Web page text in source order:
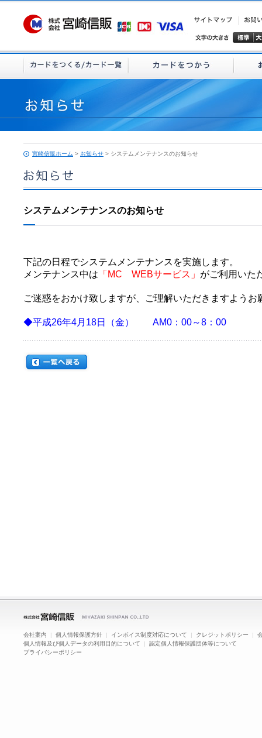
宮崎信販ホーム > お知らせ > システムメンテナンスのお知らせ
システムメンテナンスのお知らせ
下記の日程でシステムメンテナンスを実施します。
メンテナンス中は 「MC WEBサービス」 がご利用いた
ご迷惑をおかけ致しますが、ご理解いただきますようお
◆平成26年4月18日（金） AM0：00～8：00
会社案内 | 個人情報保護方針 | インボイス制度対応について | クレジットポリシー |
個人情報及び個人データの利用目的について | 認定個人情報保護団体等について
プライバシーポリシー